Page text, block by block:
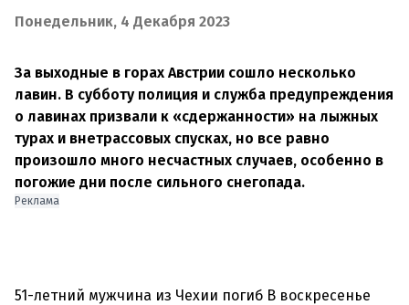
Понедельник, 4 Декабря 2023
За выходные в горах Австрии сошло несколько
лавин. В субботу полиция и служба предупреждения
о лавинах призвали к «сдержанности» на лыжных
турах и внетрассовых спусках, но все равно
произошло много несчастных случаев, особенно в
погожие дни после сильного снегопада.
Реклама
51-летний мужчина из Чехии погиб В воскресенье